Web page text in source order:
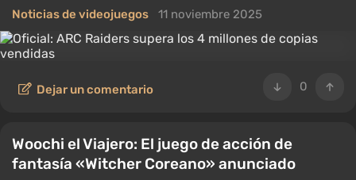
Noticias de videojuegos 11 noviembre 2025
0
Dejar un comentario
Woochi el Viajero: El juego de acción de
fantasía «Witcher Coreano» anunciado